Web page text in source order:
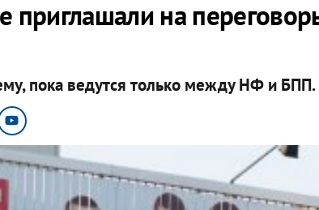
приглашали на
пока ведутся только между НФ и БПП.